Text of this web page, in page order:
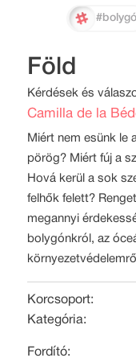
#bolygó
Föld
Kérdések és
Camilla de la
Miért nem esünk le
pörög? Miért fúj a
Hová kerül a sok
felhők felett?
megannyi
bolygónkról, az
Korcsoport:
Kategória:
Fordító: